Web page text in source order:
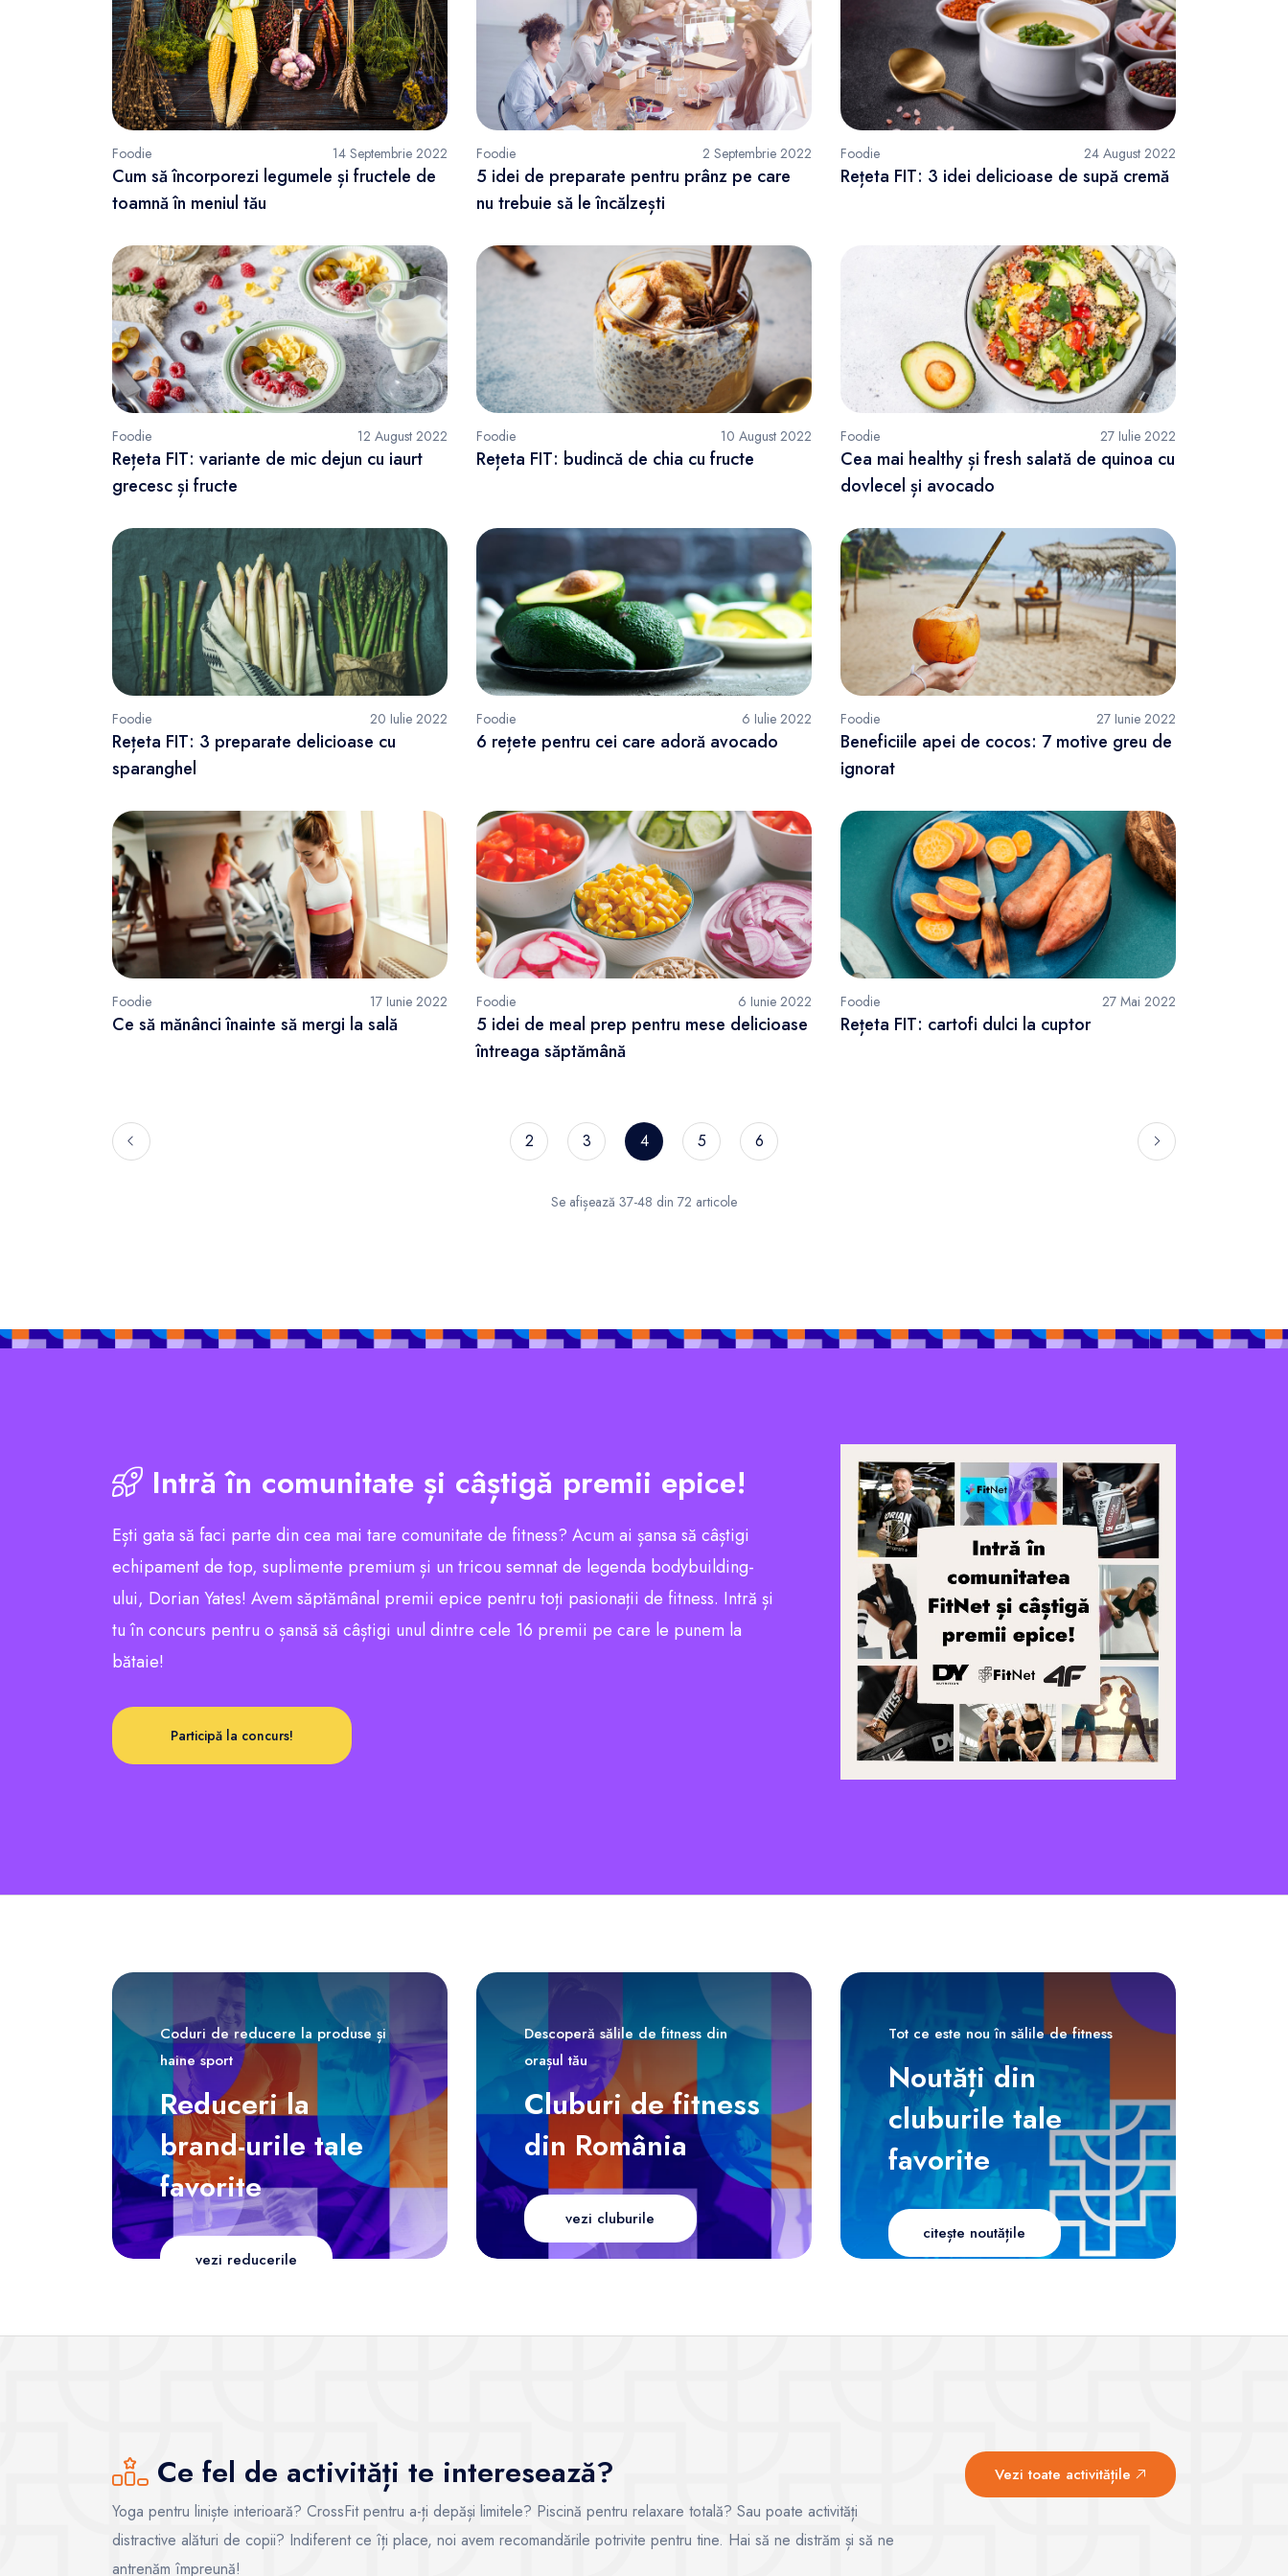
FunOne
Foodie 14 Septembrie 2022
Cum să încorporezi legumele și fructele de
toamnă în meniul tău
Foodie 2 Septembrie 2022
5 idei de preparate pentru prânz pe care
nu trebuie să le încălzești
Foodie 24 August 2022
Rețeta FIT: 3 idei delicioase de supă cremă
Foodie 12 August 2022
Rețeta FIT: variante de mic dejun cu iaurt
grecesc și fructe
Foodie 10 August 2022
Rețeta FIT: budincă de chia cu fructe
Foodie 27 Iulie 2022
Cea mai healthy și fresh salată de quinoa cu
dovlecel și avocado
Foodie 20 Iulie 2022
Rețeta FIT: 3 preparate delicioase cu
sparanghel
Foodie 6 Iulie 2022
6 rețete pentru cei care adoră avocado
Foodie 27 Iunie 2022
Beneficiile apei de cocos: 7 motive greu de
ignorat
Foodie 17 Iunie 2022
Ce să mănânci înainte să mergi la sală
Foodie 6 Iunie 2022
5 idei de meal prep pentru mese delicioase
întreaga săptămână
Foodie 27 Mai 2022
Rețeta FIT: cartofi dulci la cuptor
2 3 4 5 6
Se afișează 37-48 din 72 articole
Intră în comunitate și câștigă premii epice!
Ești gata să faci parte din cea mai tare comunitate de fitness? Acum ai șansa să câștigi
echipament de top, suplimente premium și un tricou semnat de legenda bodybuilding-
ului, Dorian Yates! Avem săptămânal premii epice pentru toți pasionații de fitness. Intră și
tu în concurs pentru o șansă să câștigi unul dintre cele 16 premii pe care le punem la
bătaie!
Participă la concurs!
Coduri de reducere la produse și
haine sport
Reduceri la
brand-urile tale
favorite
vezi reducerile
Descoperă sălile de fitness din
orașul tău
Cluburi de fitness
din România
vezi cluburile
Tot ce este nou în sălile de fitness
Noutăți din
cluburile tale
favorite
citește noutățile
Ce fel de activități te interesează?
Yoga pentru liniște interioară? CrossFit pentru a-ți depăși limitele? Piscină pentru relaxare totală? Sau poate activități
distractive alături de copii? Indiferent ce îți place, noi avem recomandările potrivite pentru tine. Hai să ne distrăm și să ne
antrenăm împreună!
Vezi toate activitățile